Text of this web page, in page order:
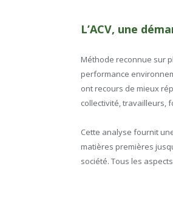
L’ACV, une
Méthode reconnue sur
performance
ont recours de mieux
collectivité, travailleurs,
Cette analyse fournit
matières premières
société. Tous les